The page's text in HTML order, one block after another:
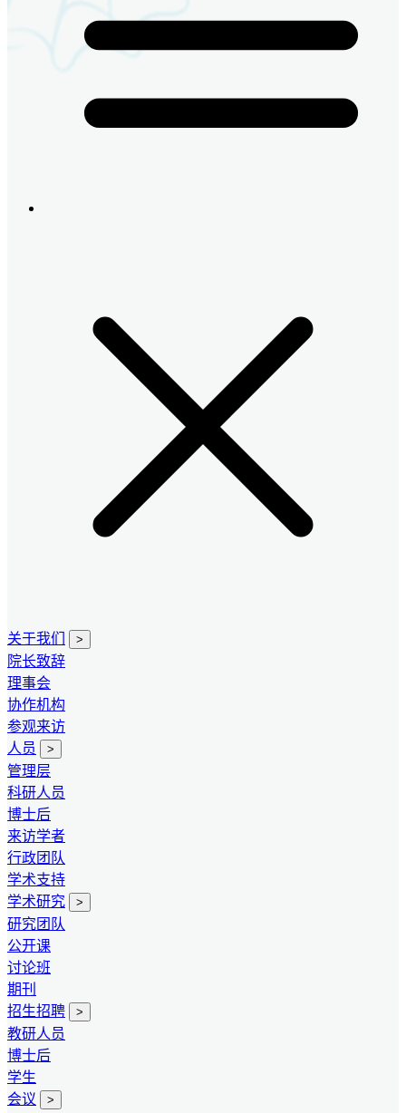
关于我们 >
院长致辞
理事会
协作机构
参观来访
人员
>
管理层
科研人员
博士后
来访学者
行政团队
学术支持
学术研究
>
研究团队
公开课
讨论班
期刊
招生招聘
>
教研人员
博士后
学生
会议
>